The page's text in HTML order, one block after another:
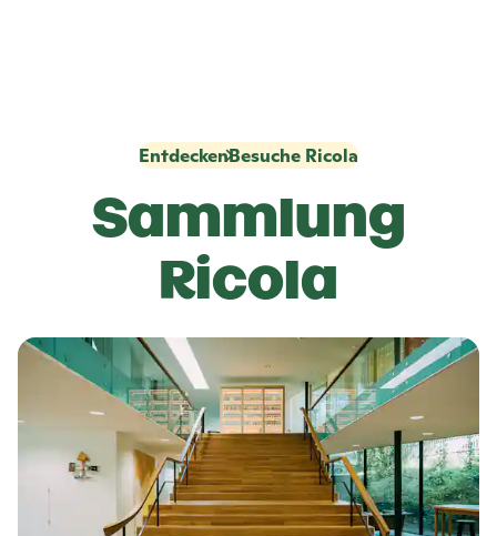
Sammlung
Ricola
EntdeckenBesuche Ricola